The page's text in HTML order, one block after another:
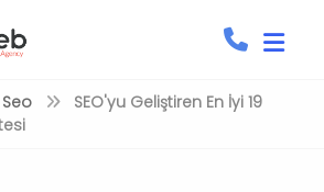
Seo
SEO'yu Geliştiren En İyi 19